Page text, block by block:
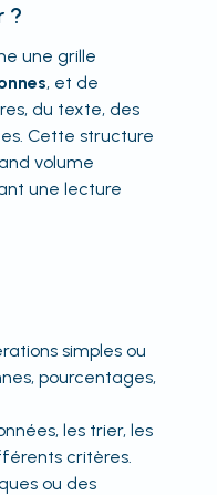
?
une grille
, et de
du texte, des
Cette structure
volume
une lecture
simples ou
pourcentages,
les trier, les
critères.
ou des